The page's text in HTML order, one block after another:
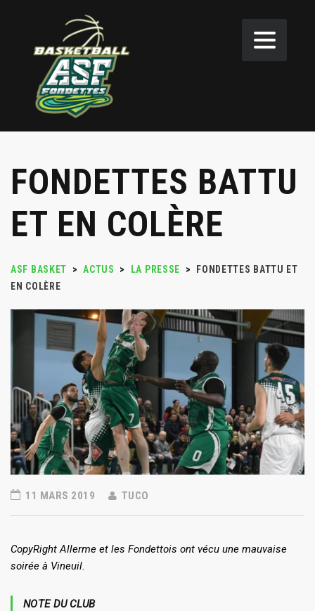
FONDETTES BATTU
ET EN COLÈRE
ASF BASKET > ACTUS > LA PRESSE >
FONDETTES BATTU ET
EN COLÈRE
11 MARS 2019 TUCO
CopyRight Allerme et les Fondettois ont vécu une mauvaise
soirée à Vineuil.
NOTE DU CLUB